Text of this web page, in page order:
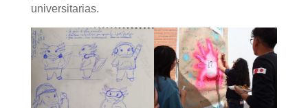
universitarias.